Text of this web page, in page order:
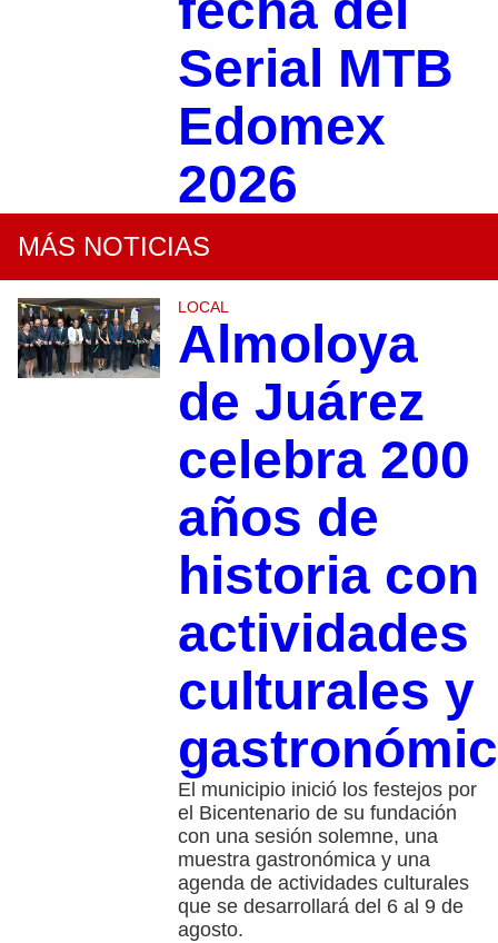
Serial MTB
Edomex
2026
MÁS NOTICIAS
LOCAL
Almoloya
de Juárez
celebra 200
años de
historia con
actividades
culturales y
El municipio inició los festejos por
el Bicentenario de su fundación
con una sesión solemne, una
muestra gastronómica y una
agenda de actividades culturales
que se desarrollará del 6 al 9 de
agosto.